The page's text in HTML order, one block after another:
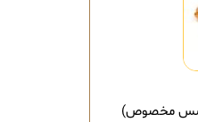
مخصوص)